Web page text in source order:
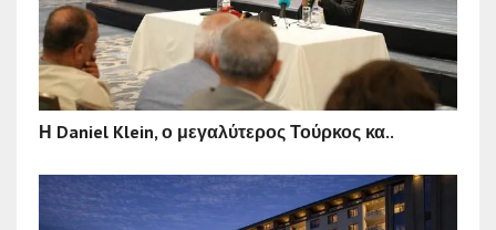
Η Daniel Klein, ο μεγαλύτερος Τούρκος κα..